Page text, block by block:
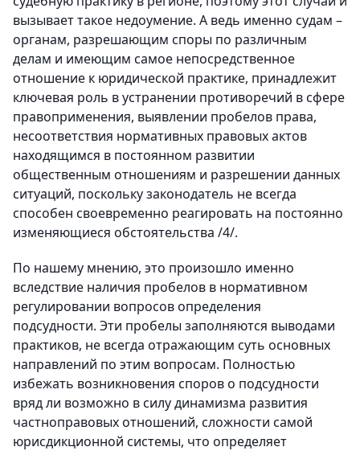
вызывает такое недоумение. А ведь именно судам –
органам, разрешающим споры по различным
делам и имеющим самое непосредственное
отношение к юридической практике, принадлежит
ключевая роль в устранении противоречий в сфере
правоприменения, выявлении пробелов права,
несоответствия нормативных правовых актов
находящимся в постоянном развитии
общественным отношениям и разрешении данных
ситуаций, поскольку законодатель не всегда
способен своевременно реагировать на постоянно
изменяющиеся обстоятельства /4/.
По нашему мнению, это произошло именно
вследствие наличия пробелов в нормативном
регулировании вопросов определения
подсудности. Эти пробелы заполняются выводами
практиков, не всегда отражающим суть основных
направлений по этим вопросам. Полностью
избежать возникновения споров о подсудности
вряд ли возможно в силу динамизма развития
частноправовых отношений, сложности самой
юрисдикционной системы, что определяет